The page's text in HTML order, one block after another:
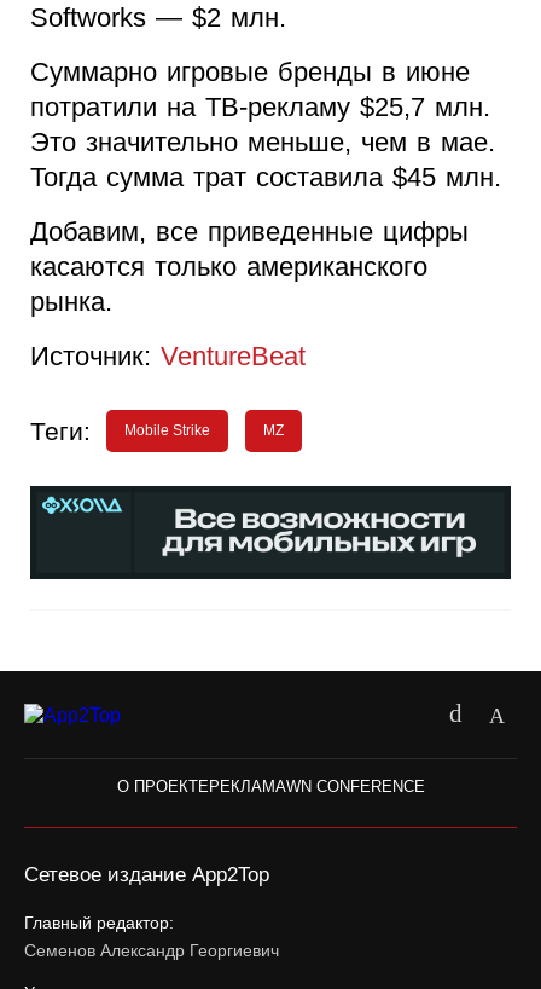
Softworks — $2 млн.
Суммарно игровые бренды в июне
потратили на ТВ-рекламу $25,7 млн.
Это значительно меньше, чем в мае.
Тогда сумма трат составила $45 млн.
Добавим, все приведенные цифры
касаются только американского
рынка.
Источник: VentureBeat
Теги: Mobile Strike MZ
О ПРОЕКТЕ РЕКЛАМАWN CONFERENCE
Сетевое издание App2Top
Главный редактор:
Семенов Александр Георгиевич